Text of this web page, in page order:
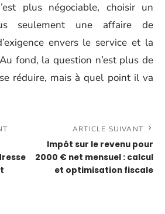
plus négociable, choisir un
seulement une affaire de
envers le service et la
fond, la question n’est plus de
réduire, mais à quel point il va
ARTICLE SUIVANT
Impôt sur le revenu pour
2000 € net mensuel : calcul
et optimisation fiscale